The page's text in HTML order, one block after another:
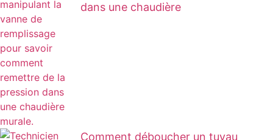
dans une chaudière
Comment déboucher un tuyau